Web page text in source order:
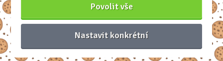
Naučmese, 2012-2026.
Sdílíme dovednosti, offline i online.
Povolit vše
Nastavit konkrétní